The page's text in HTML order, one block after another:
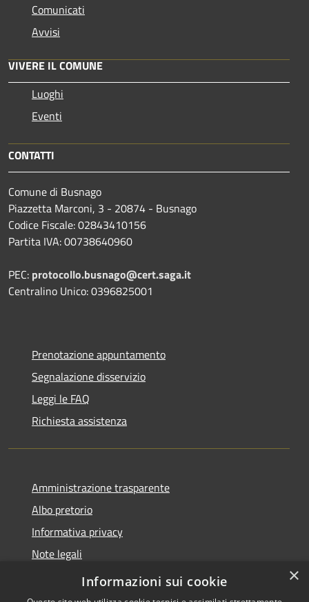
Comunicati
Avvisi
VIVERE IL COMUNE
Luoghi
Eventi
CONTATTI
Comune di Busnago
Piazzetta Marconi, 3 - 20874 - Busnago
Codice Fiscale: 02843410156
Partita IVA: 00738640960
PEC: protocollo.busnago@cert.saga.it
Centralino Unico: 0396825001
Prenotazione appuntamento
Segnalazione disservizio
Leggi le FAQ
Richiesta assistenza
Amministrazione trasparente
Albo pretorio
Informativa privacy
Note legali
Dichiarazione di accessibilità
×
Informazioni sui cookie